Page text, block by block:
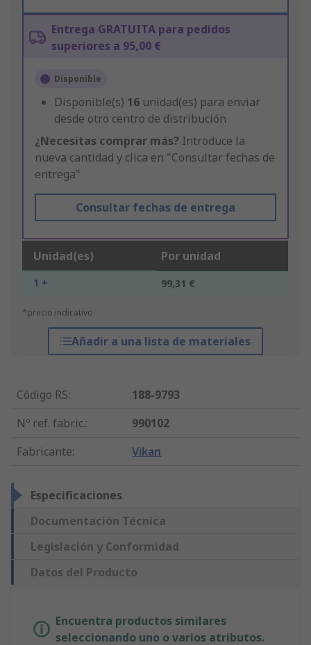
Entrega GRATUITA para pedidos
superiores a 95,00 €
Disponible
Disponible(s) 16 unidad(es) para enviar
desde otro centro de distribución
¿Necesitas comprar más? Introduce la
nueva cantidad y clica en "Consultar fechas de
entrega"
Consultar fechas de entrega
Unidad(es) Por unidad
1 + 99,31 €
*precio indicativo
Añadir a una lista de materiales
Código RS:
188-9793
Nº ref. fabric.:
990102
Fabricante: Vikan
Especificaciones
Documentación Técnica
Legislación y Conformidad
Datos del Producto
Encuentra productos similares
seleccionando uno o varios atributos.